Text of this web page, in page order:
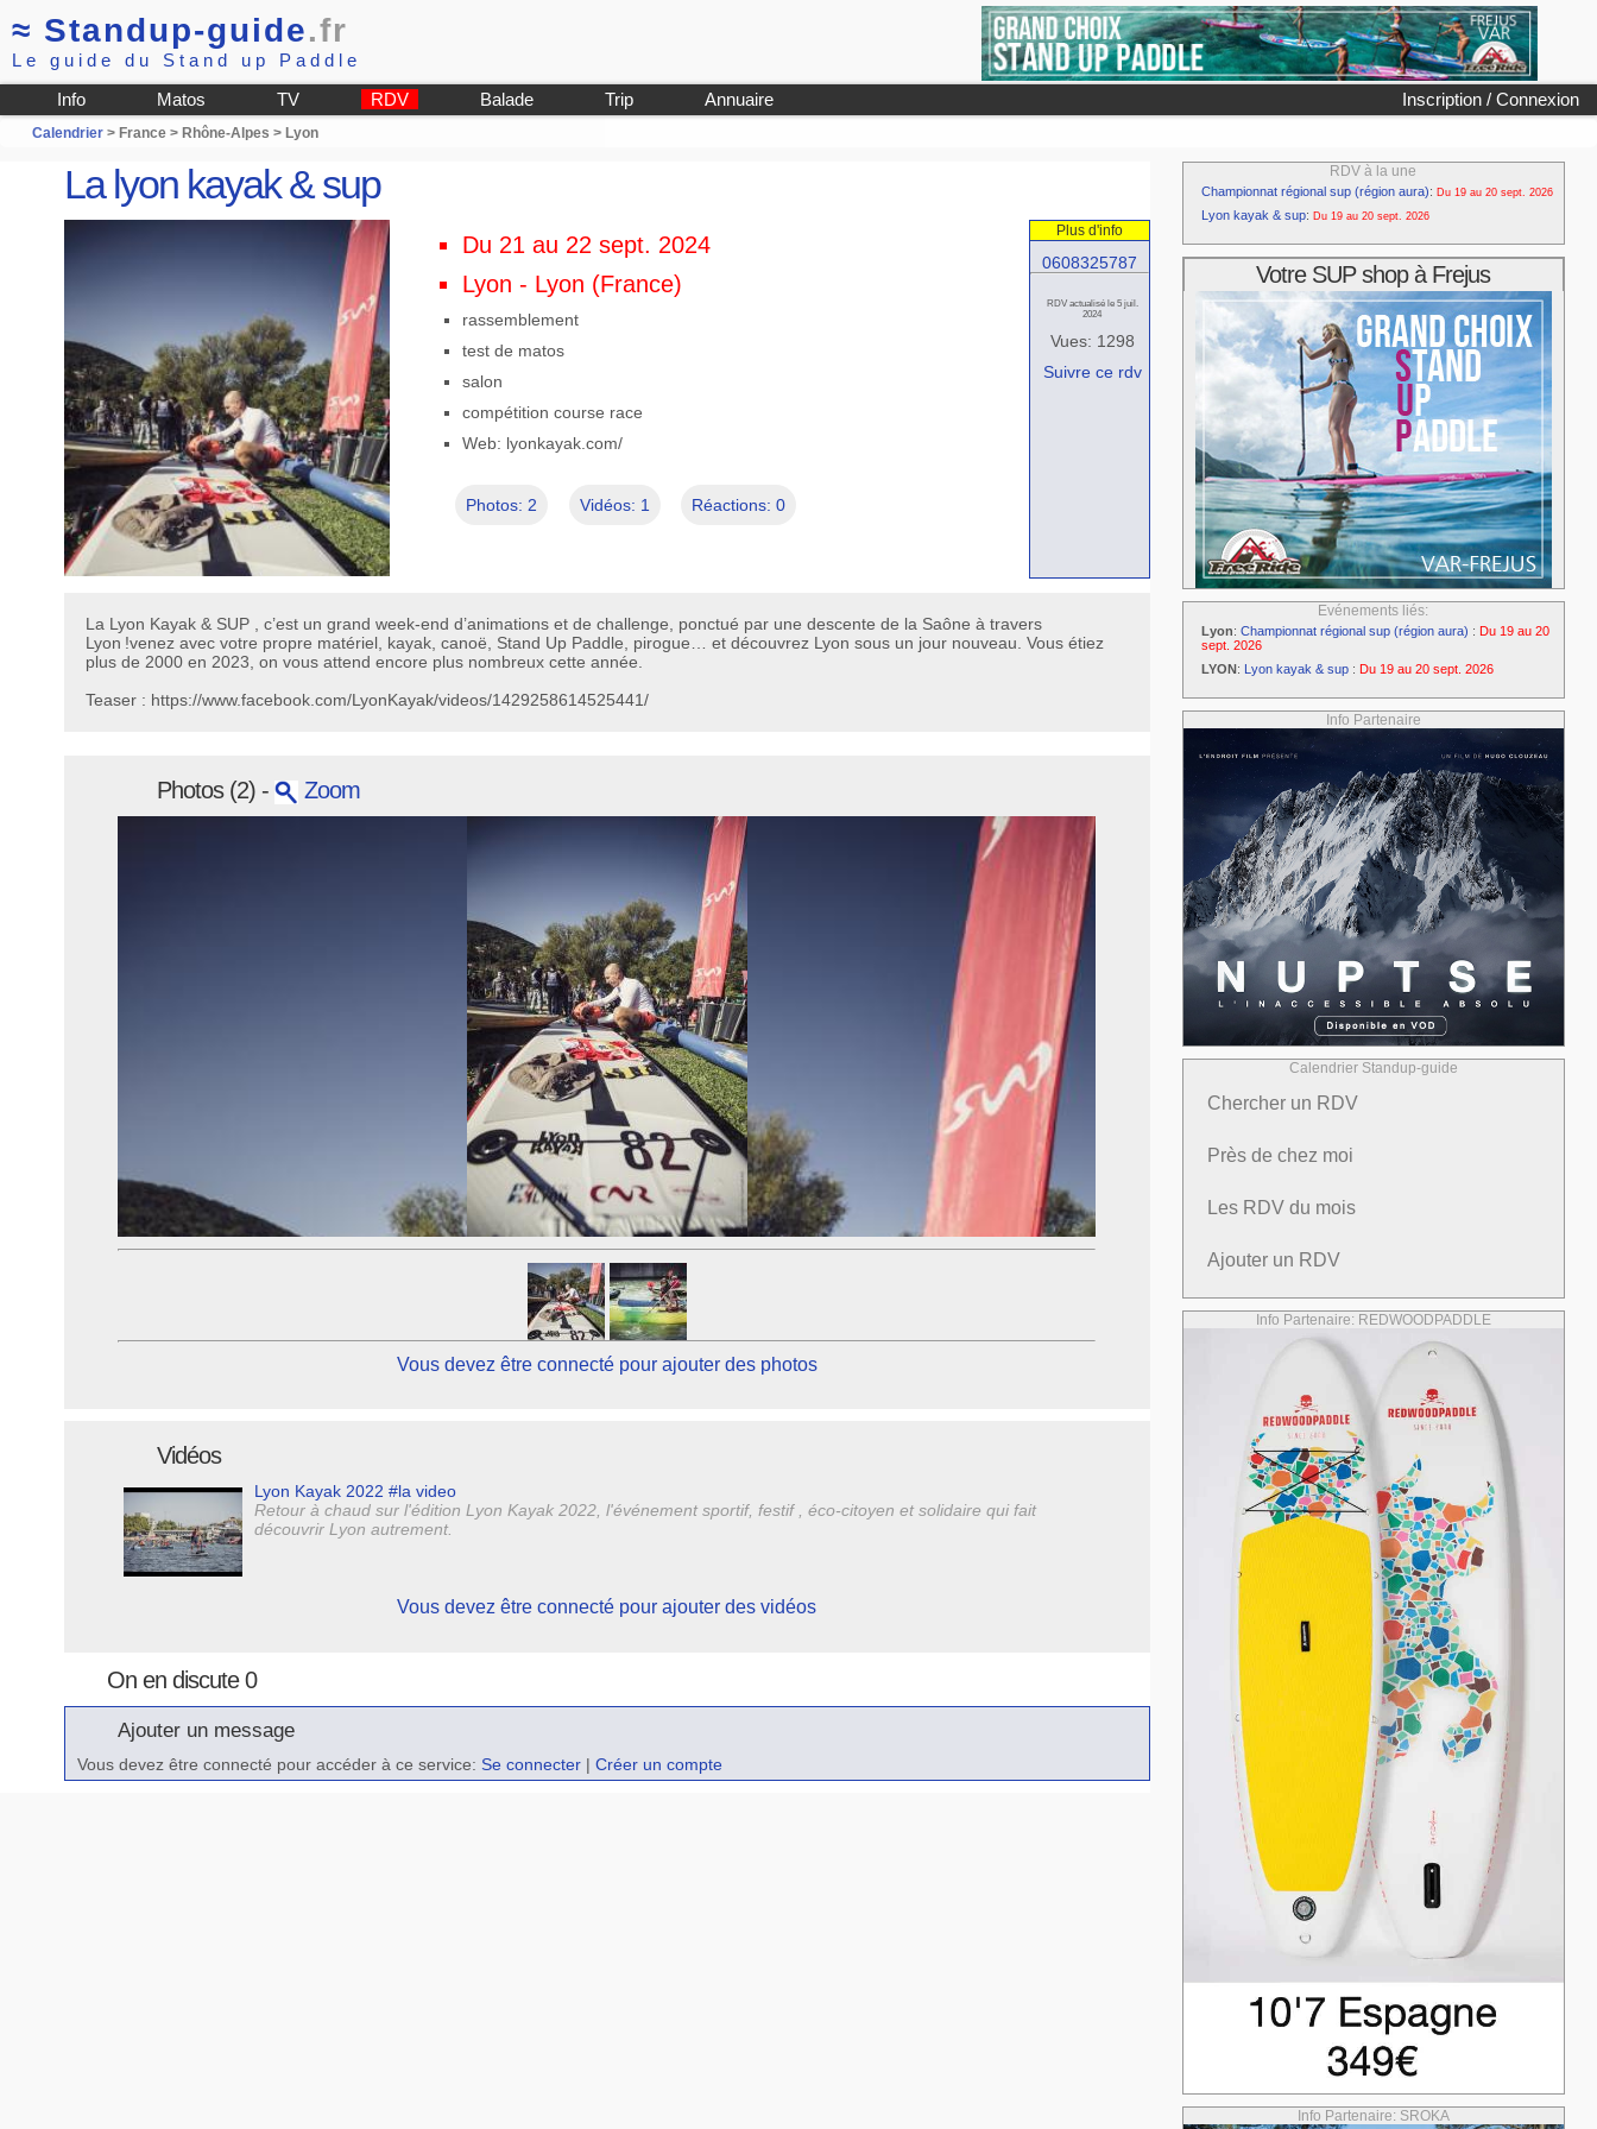
≈ Standup-guide.fr
Le guide du Stand up Paddle
Inscription / Connexion
Info Matos TV RDV Balade Trip Annuaire
Calendrier> France > Rhône-Alpes > Lyon
La lyon kayak & sup
Plus d'info
0608325787
RDV actualisé le 5 juil.
2024
Vues: 1298
Suivre ce rdv
Du 21 au 22 sept. 2024
Lyon - Lyon (France)
rassemblement
test de matos
salon
compétition course race
Web: lyonkayak.com/
Photos: 2 Vidéos: 1 Réactions: 0
La Lyon Kayak & SUP , c’est un grand week-end d’animations et de challenge, ponctué par une descente de la Saône à travers
Lyon !venez avec votre propre matériel, kayak, canoë, Stand Up Paddle, pirogue… et découvrez Lyon sous un jour nouveau. Vous étiez
plus de 2000 en 2023, on vous attend encore plus nombreux cette année.
Teaser : https://www.facebook.com/LyonKayak/videos/1429258614525441/
Photos (2) - Zoom
Vous devez être connecté pour ajouter des photos
Vidéos
Lyon Kayak 2022 #la video
Retour à chaud sur l'édition Lyon Kayak 2022, l'événement sportif, festif , éco-citoyen et solidaire qui fait
découvrir Lyon autrement.
Vous devez être connecté pour ajouter des vidéos
On en discute 0
Ajouter un message
Vous devez être connecté pour accéder à ce service: Se connecter| Créer un compte
RDV à la une
Championnat régional sup (région aura): Du 19 au 20 sept. 2026
Lyon kayak & sup: Du 19 au 20 sept. 2026
Votre SUP shop à Frejus
Evénements liés:
Lyon: Championnat régional sup (région aura) : Du 19 au 20
sept. 2026
LYON: Lyon kayak & sup: Du 19 au 20 sept. 2026
Info Partenaire
Calendrier Standup-guide
Chercher un RDV
Près de chez moi
Les RDV du mois
Ajouter un RDV
Info Partenaire: REDWOODPADDLE
Info Partenaire: SROKA